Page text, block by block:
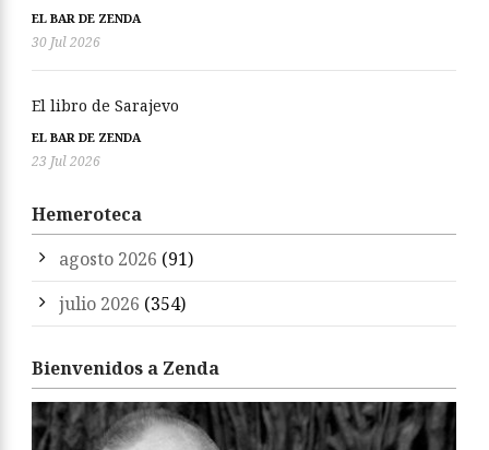
EL BAR DE ZENDA
30 Jul 2026
El libro de Sarajevo
EL BAR DE ZENDA
23 Jul 2026
Hemeroteca
agosto 2026 (91)
julio 2026 (354)
Bienvenidos a Zenda